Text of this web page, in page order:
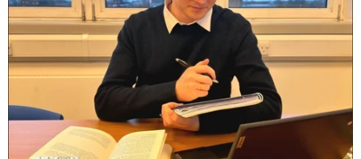
đầu tiên ở Cầu Giấy được Hà Nội lựa
chọn thí điểm
09/08/2026 02:51
Bắc Ninh trước “ngưỡng cửa” thành
phố trực thuộc Trung ương
09/08/2026 01:40